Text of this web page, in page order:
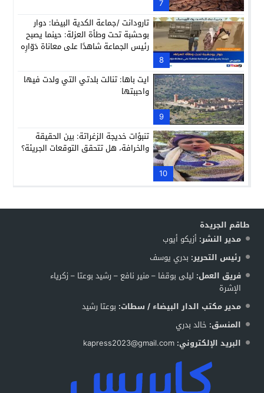
7
8
تارودانت /جماعة الكدية البيضا: دوار
بوحشبة تحت وطأة العزلة: حينما يصبح
رئيس الجماعة شاهدًا على معاناة دَوّارِه
9
ايت باها: تنالت بلدتي التي ولدت فيها
واحببتها
10
تنبؤات خديجة الزغراتة: بين الحقيقة
والخرافة، هل تتحقق التوقعات الجريئة؟
طاقم الجريدة
مدير النشر: أزيكو أيوب
رئيس التحرير: بدري يوسف
فريق العمل: ليلى بوقفا – منير نافع – رشيد بوعتا – زكرياء
الإشرة
مدير مكتب الدار البيضاء / سطات: بوعتا رشيد
المنسق: خالد بدري
البريد الإلكتروني: kapress2023@gmail.com